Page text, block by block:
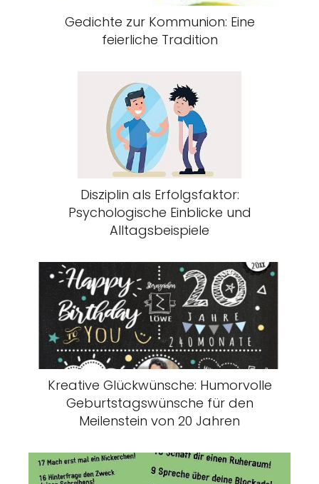
Gedichte zur Kommunion: Eine
feierliche Tradition
Disziplin als Erfolgsfaktor:
Psychologische Einblicke und
Alltagsbeispiele
Kreative Glückwünsche: Humorvolle
Geburtstagswünsche für den
Meilenstein von 20 Jahren